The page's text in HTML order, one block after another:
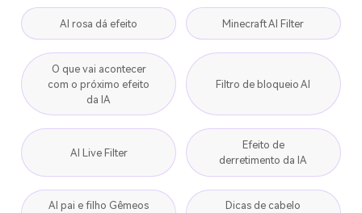
AI rosa dá efeito Minecraft AI Filter
O que vai acontecer
com o próximo efeito
da IA
Filtro de bloqueio AI
AI Live Filter
Efeito de
derretimento da IA
AI pai e filho Gêmeos
Dicas de cabelo